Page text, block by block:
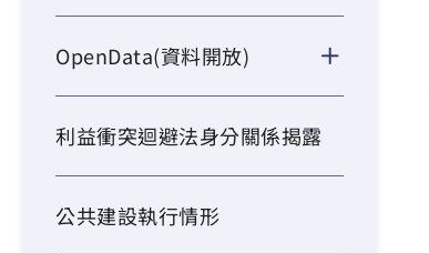
OpenData(資料開放)
利益衝突迴避法身分關係揭露
公共建設執行情形